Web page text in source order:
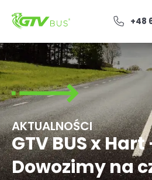
+48
AKTUALNOŚCI
GTV BUS x Hart
Dowozimy na